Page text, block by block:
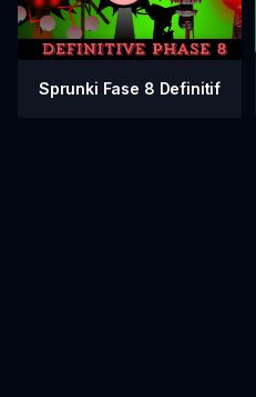
Sprunki Fase 8 Definitif